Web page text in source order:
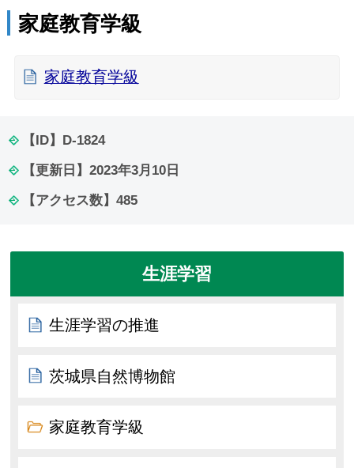
家庭教育学級
家庭教育学級
【ID】 D-1824
【更新日】 2023年3月10日
【アクセス数】 485
生涯学習
生涯学習の推進
茨城県自然博物館
家庭教育学級